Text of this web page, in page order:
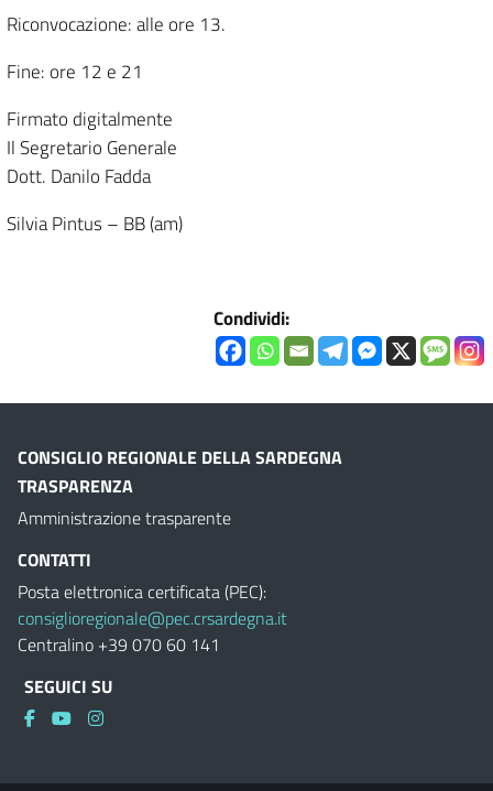
Riconvocazione: alle ore 13.
Fine: ore 12 e 21
Firmato digitalmente
Il Segretario Generale
Dott. Danilo Fadda
Silvia Pintus – BB (am)
Condividi:
CONSIGLIO REGIONALE DELLA SARDEGNA
TRASPARENZA
Amministrazione trasparente
CONTATTI
Posta elettronica certificata (PEC):
consiglioregionale@pec.crsardegna.it
Centralino +39 070 60 141
SEGUICI SU